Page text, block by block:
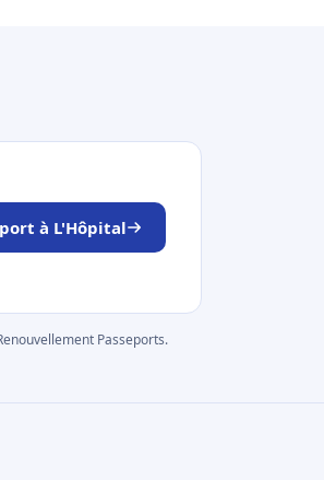
à L'Hôpital
Passeports.